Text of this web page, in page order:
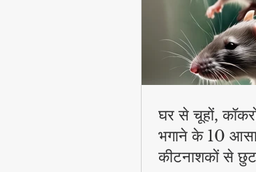
घर से चूहों,
भगाने के 10
कीटनाशकों से